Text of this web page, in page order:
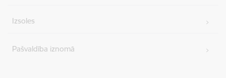
Izsoles
Pašvaldība iznomā